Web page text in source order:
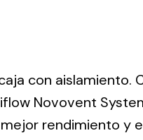
Solar lighting
Variety of solar
con aislamiento.
Novovent
rendimiento y